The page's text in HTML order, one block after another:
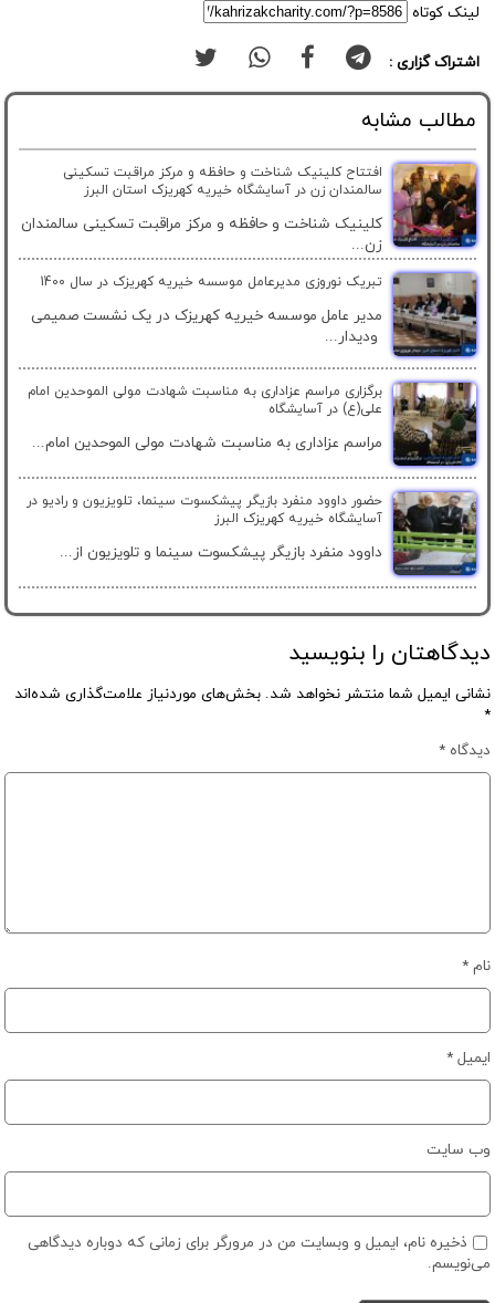
لینک کوتاه
اشتراک گزاری :
مطالب مشابه
افتتاح کلینیک شناخت و حافظه و مرکز مراقبت تسکینی
سالمندان زن در آسایشگاه خیریه کهریزک استان البرز
کلینیک شناخت و حافظه و مرکز مراقبت تسکینی سالمندان
زن...
تبریک نوروزی مدیرعامل موسسه خیریه کهریزک در سال 1400
مدیر عامل موسسه خیریه کهریزک در یک نشست صمیمی
ودیدار...
برگزاری مراسم عزاداری به مناسبت شهادت مولی الموحدین امام
علی(ع) در آسایشگاه
مراسم عزاداری به مناسبت شهادت مولی الموحدین امام...
حضور داوود منفرد بازیگر پیشکسوت سینما، تلویزیون و رادیو در
آسایشگاه خیریه کهریزک البرز
داوود منفرد بازیگر پیشکسوت سینما و تلویزیون از...
دیدگاهتان را بنویسید
نشانی ایمیل شما منتشر نخواهد شد. بخش‌های موردنیاز علامت‌گذاری شده‌اند
*
دیدگاه*
نام*
ایمیل*
وب‌ سایت
ذخیره نام، ایمیل و وبسایت من در مرورگر برای زمانی که دوباره دیدگاهی
می‌نویسم.